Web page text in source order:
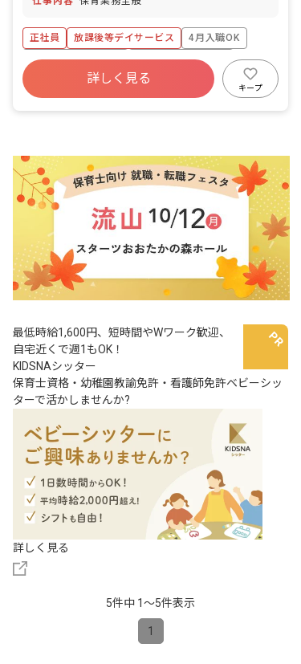
正社員 放課後等デイサービス
4月入職OK
ボーナス・賞与あり
年間休日120日以上
寮・住宅・家賃補助あり
社会保険完備
詳しく見る
キープ
最低時給1,600円、短時間やWワーク歓迎、
自宅近くで週1もOK！
KIDSNAシッター
保育士資格・幼稚園教諭免許・看護師免許ベビーシッ
ターで活かしませんか?
詳しく見る
5件中 1〜5件表示
1